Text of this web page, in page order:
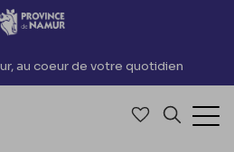
au contenu
au coeur de votre quotidien
Accéder à